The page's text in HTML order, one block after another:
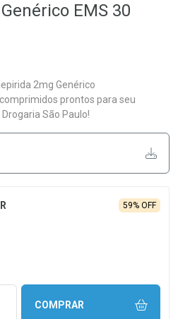
EMS 30
2mg Genérico
prontos para seu
São Paulo!
59% OFF
UMA UNIDADE
COMPRAR